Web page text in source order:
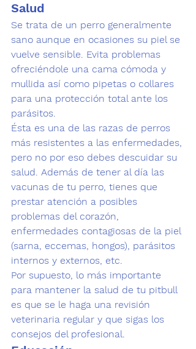
Salud
Se trata de un perro generalmente
sano aunque en ocasiones su piel se
vuelve sensible. Evita problemas
ofreciéndole una cama cómoda y
mullida así como pipetas o collares
para una protección total ante los
parásitos.
Ésta es una de las razas de perros
más resistentes a las enfermedades,
pero no por eso debes descuidar su
salud. Además de tener al día las
vacunas de tu perro, tienes que
prestar atención a posibles
problemas del corazón,
enfermedades contagiosas de la piel
(sarna, eccemas, hongos), parásitos
internos y externos, etc.
Por supuesto, lo más importante
para mantener la salud de tu pitbull
es que se le haga una revisión
veterinaria regular y que sigas los
consejos del profesional.